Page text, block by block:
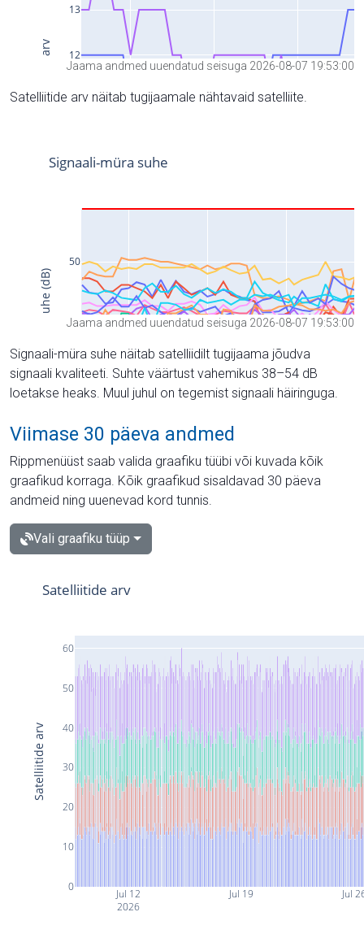
Jaama andmed uuendatud seisuga 2026-08-07 19:53:00
Satelliitide arv näitab tugijaamale nähtavaid satelliite.
Jaama andmed uuendatud seisuga 2026-08-07 19:53:00
Signaali-müra suhe näitab satelliidilt tugijaama jõudva
signaali kvaliteeti. Suhte väärtust vahemikus 38–54 dB
loetakse heaks. Muul juhul on tegemist signaali häiringuga.
Viimase 30 päeva andmed
Rippmenüüst saab valida graafiku tüübi või kuvada kõik
graafikud korraga. Kõik graafikud sisaldavad 30 päeva
andmeid ning uuenevad kord tunnis.
Vali graafiku tüüp
Jul 12
2026
Jul 19 Jul
0
10
20
30
40
50
60
Satelliitide arv
Satelliitide arv